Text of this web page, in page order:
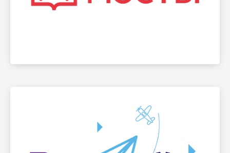
ведущих предуниверсариев Москвы
Узнать больше и принять участие →